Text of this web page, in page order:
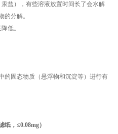
汞盐），有些溶液放置时间长了会水解
的分解。
低。
的固态物质（悬浮物和沉淀等）进行有
，≤0.08mg）